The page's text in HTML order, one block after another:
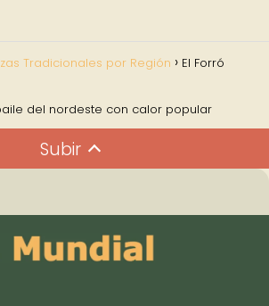
Tradicionales por Región El Forró
del nordeste con calor popular
Subir